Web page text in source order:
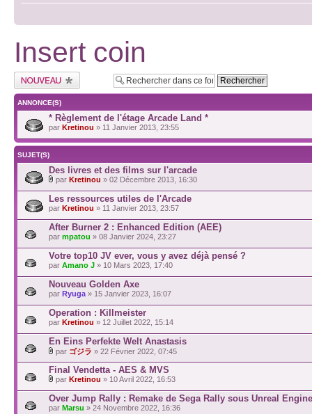
Insert coin
ANNONCE(S)
* Règlement de l'étage Arcade Land *
par Kretinou » 11 Janvier 2013, 23:55
SUJET(S)
Des livres et des films sur l'arcade
par Kretinou » 02 Décembre 2013, 16:30
Les ressources utiles de l'Arcade
par Kretinou » 11 Janvier 2013, 23:57
After Burner 2 : Enhanced Edition (AEE)
par mpatou » 08 Janvier 2024, 23:27
Votre top10 JV ever, vous y avez déjà pensé ?
par Amano J » 10 Mars 2023, 17:40
Nouveau Golden Axe
par Ryuga » 15 Janvier 2023, 16:07
Operation : Killmeister
par Kretinou » 12 Juillet 2022, 15:14
En Eins Perfekte Welt Anastasis
par ゴジラ » 22 Février 2022, 07:45
Final Vendetta - AES & MVS
par Kretinou » 10 Avril 2022, 16:53
Over Jump Rally : Remake de Sega Rally sous Unreal Engine
par Marsu » 24 Novembre 2022, 16:36